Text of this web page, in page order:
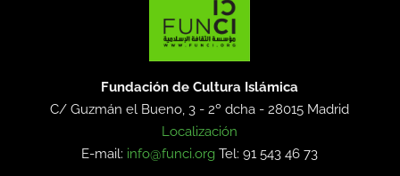
Fundación de Cultura Islámica
C/ Guzmán el Bueno, 3 - 2º dcha -28015 Madrid
Localización
E-mail: info@funci.org Tel: 91 543 46 73